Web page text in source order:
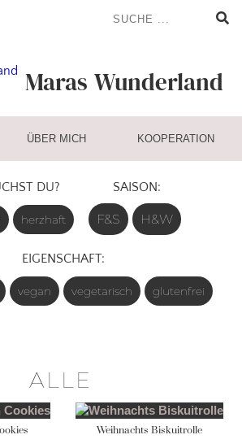
Maras Wunderland
ÜBER MICH KOOPERATION
DU?
herzhaft
SAISON:
F&S H&W
EIGENSCHAFT:
vegan vegetarisch glutenfrei
ALLE
Weihnachts Biskuitrolle